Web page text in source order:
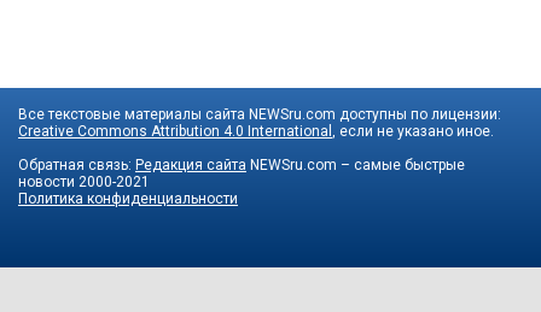
Все текстовые материалы сайта NEWSru.com доступны по лицензии:
Creative Commons Attribution 4.0 International
, если не указано иное.
Обратная связь: Редакция сайта NEWSru.com – самые быстрые
новости 2000-2021
Политика конфиденциальности